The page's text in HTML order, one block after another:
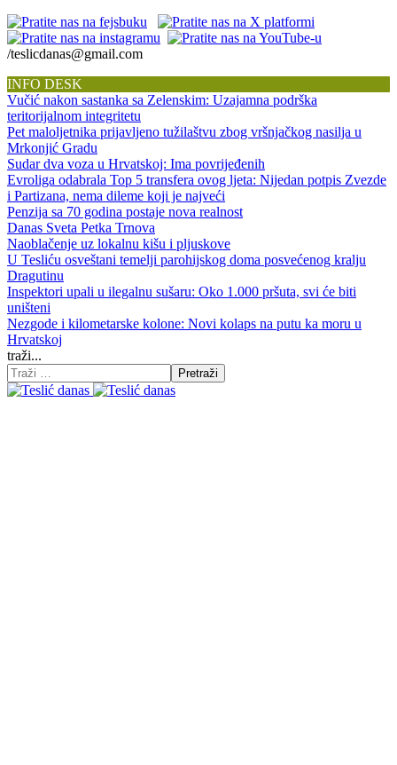
/teslicdanas@gmail.com
INFO DESK
Vučić nakon sastanka sa Zelenskim: Uzajamna podrška
teritorijalnom integritetu
Pet maloljetnika prijavljeno tužilaštvu zbog vršnjačkog nasilja u
Mrkonjić Gradu
Sudar dva voza u Hrvatskoj: Ima povrijeđenih
Evroliga odabrala Top 5 transfera ovog ljeta: Nijedan potpis Zvezde
i Partizana, nema dileme koji je najveći
Penzija sa 70 godina postaje nova realnost
Danas Sveta Petka Trnova
Naoblačenje uz lokalnu kišu i pljuskove
U Tesliću osveštani temelji parohijskog doma posvećenog kralju
Dragutinu
Inspektori upali u ilegalnu sušaru: Oko 1.000 pršuta, svi će biti
uništeni
Nezgode i kilometarske kolone: Novi kolaps na putu ka moru u
Hrvatskoj
traži...
Pretraži